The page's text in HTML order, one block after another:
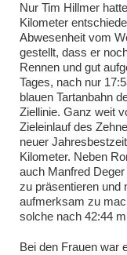
Nur Tim Hillmer
Kilometer
Abwesenheit vom
gestellt, dass er
Rennen und gut
Tages, nach nur
blauen Tartanbahn
Ziellinie. Ganz weit
Zieleinlauf des
neuer
Kilometer. Neben
auch Manfred
zu präsentieren und
aufmerksam zu
solche nach 42:44
Bei den Frauen war